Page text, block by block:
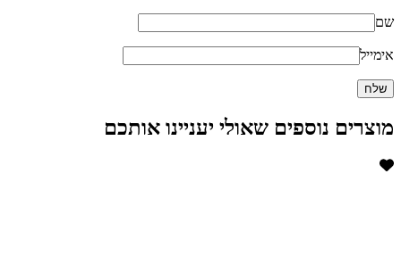
שם
אימייל
מוצרים נוספים שאולי יעניינו אותכם